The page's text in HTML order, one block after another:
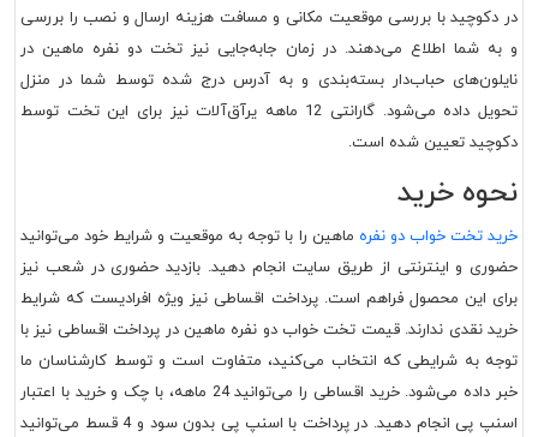
در دکوچید با بررسی موقعیت مکانی و مسافت هزینه ارسال و نصب را بررسی
و به شما اطلاع می‌دهند. در زمان جابه‌جایی نیز تخت دو نفره ماهین در
نایلون‌های حباب‌دار بسته‌بندی و به آدرس درج شده توسط شما در منزل
تحویل داده می‌شود. گارانتی 12 ماهه یرآق‌آلات نیز برای این تخت توسط
دکوچید تعیین شده است.
نحوه خرید
خرید تخت خواب دو نفره ماهین را با توجه به موقعیت و شرایط خود می‌توانید
حضوری و اینترنتی از طریق سایت انجام دهید. بازدید حضوری در شعب نیز
برای این محصول فراهم است. پرداخت اقساطی نیز ویژه افرادیست که شرایط
خرید نقدی ندارند. قیمت تخت خواب دو نفره ماهین در پرداخت اقساطی نیز با
توجه به شرایطی که انتخاب می‌کنید، متفاوت است و توسط کارشناسان ما
خبر داده می‌شود. خرید اقساطی را می‌توانید 24 ماهه، با چک و خرید با اعتبار
اسنپ پی انجام دهید. در پرداخت با اسنپ پی بدون سود و 4 قسط می‌توانید